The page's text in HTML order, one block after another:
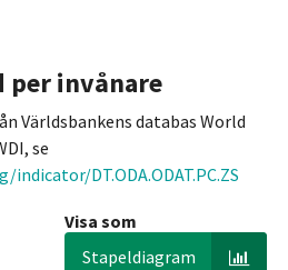
per invånare
Världsbankens databas World
se
DT.ODA.ODAT.PC.ZS
Visa som
Stapeldiagram